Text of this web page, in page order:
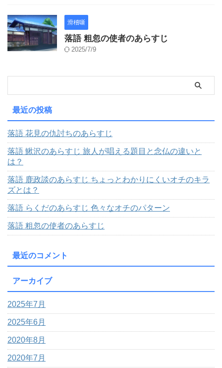
滑稽噺
落語 粗忽の使者のあらすじ
2025/7/9
最近の投稿
落語 花見の仇討ちのあらすじ
落語 鰍沢のあらすじ 旅人が唱える題目と念仏の違いと
は？
落語 鹿政談のあらすじ ちょっとわかりにくいオチのキラ
ズとは？
落語 らくだのあらすじ 色々なオチのパターン
落語 粗忽の使者のあらすじ
最近のコメント
アーカイブ
2025年7月
2025年6月
2020年8月
2020年7月